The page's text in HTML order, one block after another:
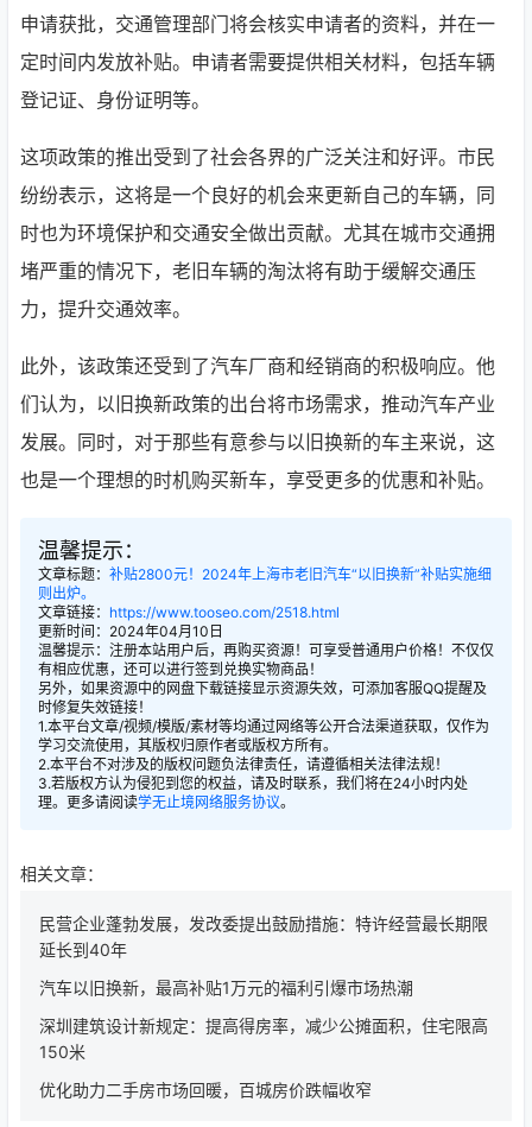
申请获批，交通管理部门将会核实申请者的资料，并在一
定时间内发放补贴。申请者需要提供相关材料，包括车辆
登记证、身份证明等。
这项政策的推出受到了社会各界的广泛关注和好评。市民
纷纷表示，这将是一个良好的机会来更新自己的车辆，同
时也为环境保护和交通安全做出贡献。尤其在城市交通拥
堵严重的情况下，老旧车辆的淘汰将有助于缓解交通压
力，提升交通效率。
此外，该政策还受到了汽车厂商和经销商的积极响应。他
们认为，以旧换新政策的出台将市场需求，推动汽车产业
发展。同时，对于那些有意参与以旧换新的车主来说，这
也是一个理想的时机购买新车，享受更多的优惠和补贴。
温馨提示：
文章标题： 补贴2800元！2024年上海市老旧汽车“以旧换新”补贴实施细
则出炉。
文章链接： https://www.tooseo.com/2518.html
更新时间：2024年04月10日
温馨提示：注册本站用户后，再购买资源！可享受普通用户价格！不仅仅
有相应优惠，还可以进行签到兑换实物商品！
另外，如果资源中的网盘下载链接显示资源失效，可添加客服QQ提醒及
时修复失效链接！
1.本平台文章/视频/模版/素材等均通过网络等公开合法渠道获取，仅作为
学习交流使用，其版权归原作者或版权方所有。
2.本平台不对涉及的版权问题负法律责任，请遵循相关法律法规！
3.若版权方认为侵犯到您的权益，请及时联系，我们将在24小时内处
理。更多请阅读学无止境网络服务协议。
相关文章：
民营企业蓬勃发展，发改委提出鼓励措施：特许经营最长期限
延长到40年
汽车以旧换新，最高补贴1万元的福利引爆市场热潮
深圳建筑设计新规定：提高得房率，减少公摊面积，住宅限高
150米
优化助力二手房市场回暖，百城房价跌幅收窄